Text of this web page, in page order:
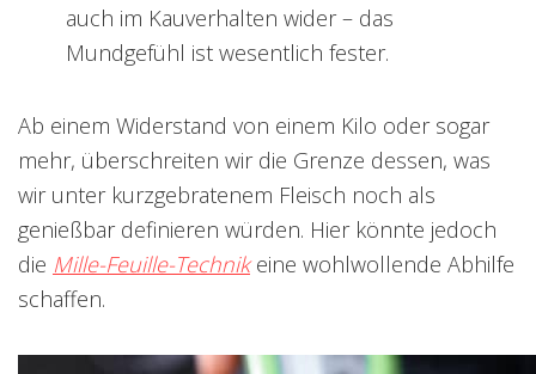
auch im Kauverhalten wider – das
Mundgefühl ist wesentlich fester.
Ab einem Widerstand von einem Kilo oder sogar
mehr, überschreiten wir die Grenze dessen, was
wir unter kurzgebratenem Fleisch noch als
genießbar definieren würden. Hier könnte jedoch
die Mille-Feuille-Technikeine wohlwollende Abhilfe
schaffen.